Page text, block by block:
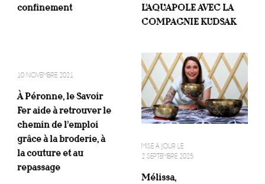
confinement
L’AQUAPOLE AVEC LA
COMPAGNIE KUDSAK
10 NOVEMBRE 2021
À Péronne, le Savoir
Fer aide à retrouver le
chemin de l’emploi
grâce à la broderie, à
la couture et au
repassage
MISE À JOUR LE
2 SEPTEMBRE 2025
Mélissa,